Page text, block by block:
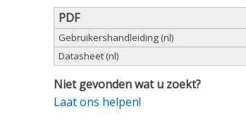
PDF
Gebruikershandleiding (nl)
Datasheet (nl)
Niet gevonden wat u zoekt?
Laat ons helpen!